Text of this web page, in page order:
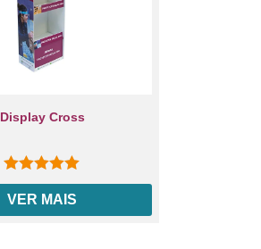
Display Cross
0out of 5
VER MAIS